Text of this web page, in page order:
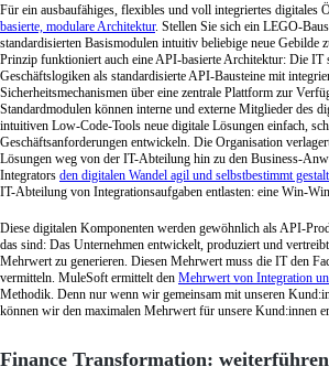
Für ein ausbaufähiges, flexibles und voll integriertes digitales
basierte, modulare Architektur. Stellen Sie sich ein LEGO-
standardisierten Basismodulen intuitiv beliebige neue Gebilde
Prinzip funktioniert auch eine API-basierte Architektur: Die IT
Geschäftslogiken als standardisierte API-Bausteine mit
Sicherheitsmechanismen über eine zentrale Plattform zur
Standardmodulen können interne und externe Mitglieder des
intuitiven Low-Code-Tools neue digitale Lösungen einfach,
Geschäftsanforderungen entwickeln. Die Organisation
Lösungen weg von der IT-Abteilung hin zu den Business-
Integrators den digitalen Wandel agil und selbstbestimmt
IT-Abteilung von Integrationsaufgaben entlasten: eine Win-
Diese digitalen Komponenten werden gewöhnlich als API-
das sind: Das Unternehmen entwickelt, produziert und
Mehrwert zu generieren. Diesen Mehrwert muss die IT den
vermitteln. MuleSoft ermittelt den Mehrwert von Integration
Methodik. Denn nur wenn wir gemeinsam mit unseren
können wir den maximalen Mehrwert für unsere Kund:innen
Finance Transformation: